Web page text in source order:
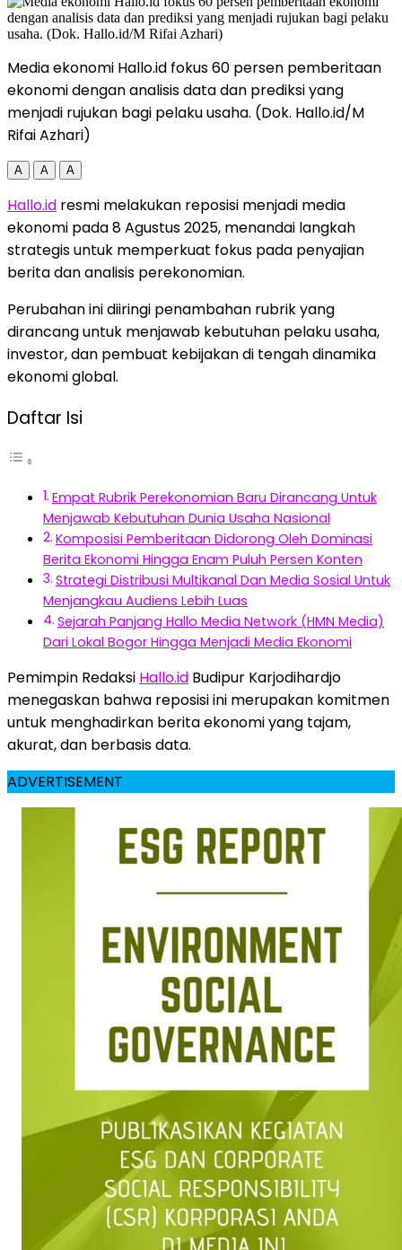
Media ekonomi Hallo.id fokus 60 persen pemberitaan
ekonomi dengan analisis data dan prediksi yang
menjadi rujukan bagi pelaku usaha. (Dok. Hallo.id/M
Rifai Azhari)
A A A
Hallo.id resmi melakukan reposisi menjadi media
ekonomi pada 8 Agustus 2025, menandai langkah
strategis untuk memperkuat fokus pada penyajian
berita dan analisis perekonomian.
Perubahan ini diiringi penambahan rubrik yang
dirancang untuk menjawab kebutuhan pelaku usaha,
investor, dan pembuat kebijakan di tengah dinamika
ekonomi global.
Daftar Isi
Empat Rubrik Perekonomian Baru Dirancang Untuk
Menjawab Kebutuhan Dunia Usaha Nasional
Komposisi Pemberitaan Didorong Oleh Dominasi
Berita Ekonomi Hingga Enam Puluh Persen Konten
Strategi Distribusi Multikanal Dan Media Sosial Untuk
Menjangkau Audiens Lebih Luas
Sejarah Panjang Hallo Media Network (HMN Media)
Dari Lokal Bogor Hingga Menjadi Media Ekonomi
Pemimpin Redaksi Hallo.id Budipur Karjodihardjo
menegaskan bahwa reposisi ini merupakan komitmen
untuk menghadirkan berita ekonomi yang tajam,
akurat, dan berbasis data.
ADVERTISEMENT